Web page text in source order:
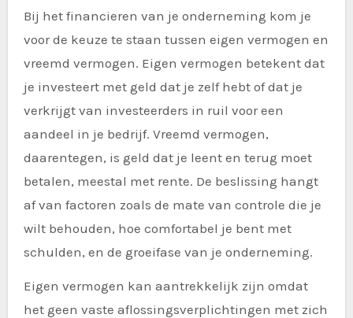
Bij het financieren van je onderneming kom je
voor de keuze te staan tussen eigen vermogen en
vreemd vermogen. Eigen vermogen betekent dat
je investeert met geld dat je zelf hebt of dat je
verkrijgt van investeerders in ruil voor een
aandeel in je bedrijf. Vreemd vermogen,
daarentegen, is geld dat je leent en terug moet
betalen, meestal met rente. De beslissing hangt
af van factoren zoals de mate van controle die je
wilt behouden, hoe comfortabel je bent met
schulden, en de groeifase van je onderneming.
Eigen vermogen kan aantrekkelijk zijn omdat
het geen vaste aflossingsverplichtingen met zich